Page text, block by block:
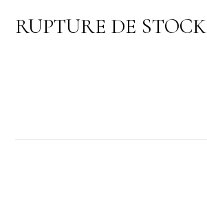
RUPTURE DE STOCK